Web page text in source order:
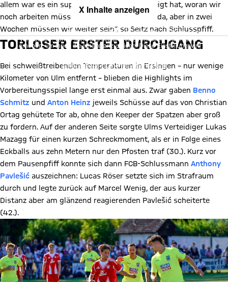
allem war es ein super Test, der uns aufgezeigt hat, woran wir
noch arbeiten müssen. Die Bereitschaft war da, aber in zwei
Wochen müssen wir weiter sein“, so Seitz nach Schlusspfiff.
X Inhalte anzeigen
Mit Klick auf den Button ermöglichen Sie es diesem sozialen
Netzwerk, Ihre Daten (z. B. IP-Adresse) mit Hilfe von Cookies zu
verarbeiten. Vorher kann das soziale Netzwerk keine Daten über Sie
erheben, um Ihnen die Inhalte anzuzeigen. Diese Einstellung wird für
alle Inhalte des sozialen Netzwerks auf unserer Website gespeichert
ändern. Details:Datenschutzerklärung
TORLOSER ERSTER DURCHGANG
Bei schweißtreibenden Temperaturen in Ersingen – nur wenige
Kilometer von Ulm entfernt – blieben die Highlights im
Vorbereitungsspiel lange erst einmal aus. Zwar gaben Benno
Schmitz und Anton Heinz jeweils Schüsse auf das von Christian
Ortag gehütete Tor ab, ohne den Keeper der Spatzen aber groß
zu fordern. Auf der anderen Seite sorgte Ulms Verteidiger Lukas
Mazagg für einen kurzen Schreckmoment, als er in Folge eines
Eckballs aus zehn Metern nur den Pfosten traf (30.). Kurz vor
dem Pausenpfiff konnte sich dann FCB-Schlussmann Anthony
Pavlešić auszeichnen: Lucas Röser setzte sich im Strafraum
durch und legte zurück auf Marcel Wenig, der aus kurzer
Distanz aber am glänzend reagierenden Pavlešić scheiterte
(42.).